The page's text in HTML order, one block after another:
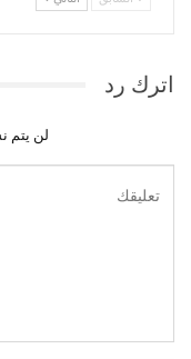
اترك رد
لن يتم